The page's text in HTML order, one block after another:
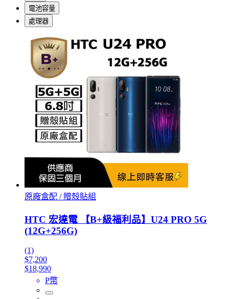
電池容量
處理器
原廠盒配 / 贈殼貼組
HTC 宏達電 【B+級福利品】U24 PRO 5G
(12G+256G)
(1)
$7,200
$18,990
P幣